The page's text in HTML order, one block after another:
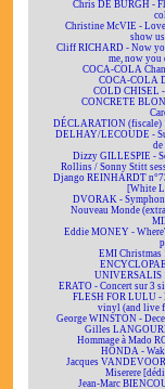
Chris DE BURGH -
Christine McVIE -
show
Cliff RICHARD - Now
me, now you
COCA-COLA
COCA-COLA
COLD CHISEL
CONCRETE
DÉCLARATION (fiscale)
DELHAY/LECOUDE -
de
Dizzy GILLESPIE -
Rollins / Sonny Stitt
Django REINHARDT
[White
DVORAK -
Nouveau Monde
Eddie MONEY -
EMI Christmas
UNIVERSALIS
ERATO - Concert sur 3
FLESH FOR LULU -
vinyl (and live
George WINSTON -
Gilles
Hommage à Mado
HONDA -
Jacques
Miserere
Jean-Marc